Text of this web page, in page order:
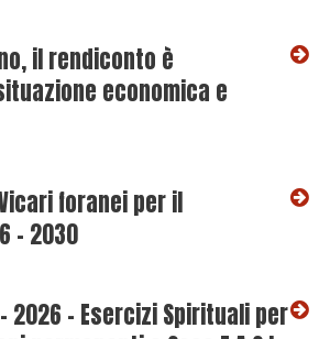
il rendiconto è
economica e
foranei per il
– 2030
2026 – Esercizi Spirituali per